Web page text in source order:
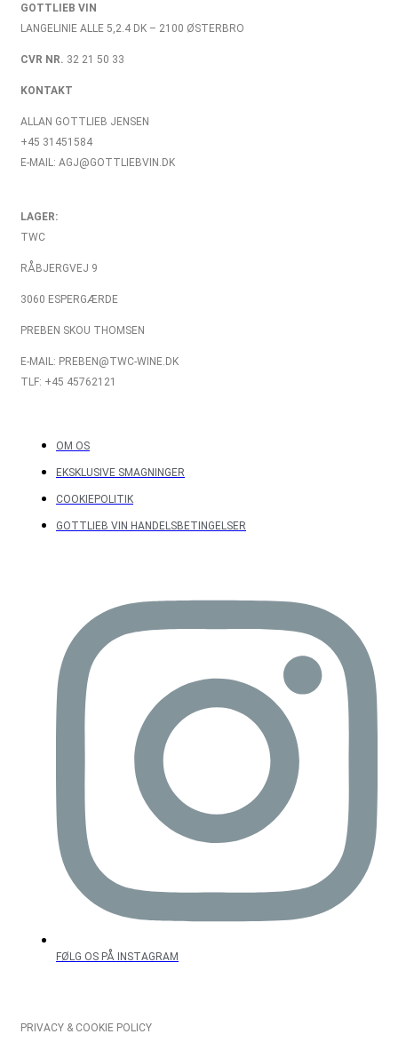
GOTTLIEB VIN
LANGELINIE ALLE 5,2.4 DK – 2100 ØSTERBRO
CVR NR. 32 21 50 33
KONTAKT
ALLAN GOTTLIEB JENSEN
+45 31451584
E-MAIL: AGJ@GOTTLIEBVIN.DK
LAGER:
TWC
RÅBJERGVEJ 9
3060 ESPERGÆRDE
PREBEN SKOU THOMSEN
E-MAIL: PREBEN@TWC-WINE.DK
TLF: +45 45762121
OM OS
EKSKLUSIVE SMAGNINGER
COOKIEPOLITIK
GOTTLIEB VIN HANDELSBETINGELSER
FØLG OS PÅ INSTAGRAM
PRIVACY & COOKIE POLICY